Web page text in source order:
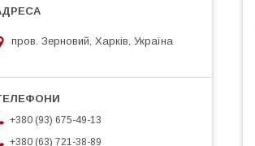
пров. Зерновий, Харків, Україна
+380 (93) 675-49-13
+380 (63) 721-38-89